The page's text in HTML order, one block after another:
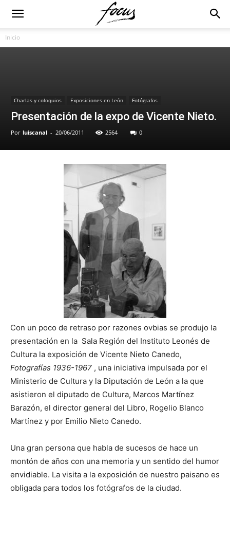
Inicio
Charlas y coloquios Exposiciones en León Fotógrafos
Presentación de la expo de Vicente Nieto.
Por luiscanal - 20/06/2011 2564 0
Con un poco de retraso por razones ovbias se produjo la
presentación en la Sala Región del Instituto Leonés de
Cultura la exposición de Vicente Nieto Canedo,
Fotografías 1936-1967 , una iniciativa impulsada por el
Ministerio de Cultura y la Diputación de León a la que
asistieron el diputado de Cultura, Marcos Martínez
Barazón, el director general del Libro, Rogelio Blanco
Martínez y por Emilio Nieto Canedo.
Una gran persona que habla de sucesos de hace un
montón de años con una memoria y un sentido del humor
envidiable. La visita a la exposición de nuestro paisano es
obligada para todos los fotógrafos de la ciudad.